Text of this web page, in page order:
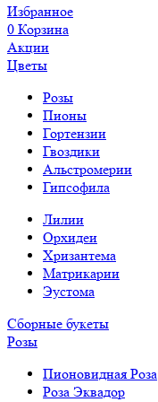
Избранное
0 Корзина
Акции
Цветы
Розы
Пионы
Гортензии
Гвоздики
Альстромерии
Гипсофила
Лилии
Орхидеи
Хризантема
Матрикарии
Эустома
Сборные букеты
Розы
Пионовидная Роза
Роза Эквадор